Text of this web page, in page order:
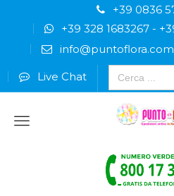
+39 0836
+39 328 1683267-
info@puntoflora.com
Live Chat
Search
for:
Menu